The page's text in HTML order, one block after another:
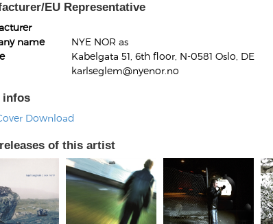
EU Representative
name
NYE NOR as
Kabelgata 51, 6th floor, N-0581 Oslo, DE
karlseglem@nyenor.no
infos
Download
of this artist